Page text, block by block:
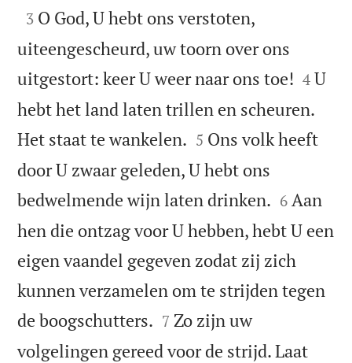

3 O God, U hebt ons verstoten,
uiteengescheurd, uw toorn over ons
uitgestort: keer U weer naar ons toe! 

4 U
hebt het land laten trillen en scheuren.
Het staat te wankelen. 

5 Ons volk heeft
door U zwaar geleden, U hebt ons
bedwelmende wijn laten drinken. 

6 Aan
hen die ontzag voor U hebben, hebt U een
eigen vaandel gegeven zodat zij zich
kunnen verzamelen om te strijden tegen
de boogschutters. 

7 Zo zijn uw
volgelingen gereed voor de strijd. Laat